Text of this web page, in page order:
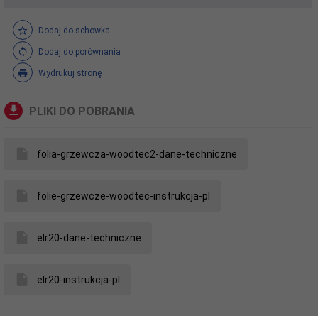
Dodaj do schowka
Dodaj do porównania
Wydrukuj stronę
PLIKI DO POBRANIA
folia-grzewcza-woodtec2-dane-techniczne
folie-grzewcze-woodtec-instrukcja-pl
elr20-dane-techniczne
elr20-instrukcja-pl